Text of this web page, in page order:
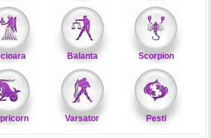
Balanta Scorpion
Varsator Pesti